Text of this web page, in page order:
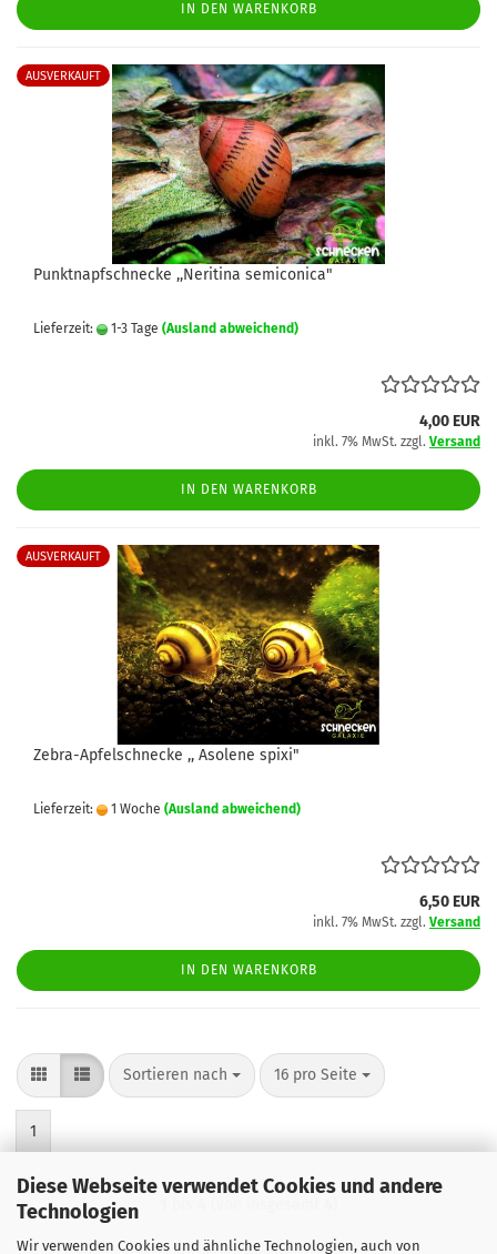
Diese Webseite verwendet Cookies und andere
Technologien
Wir verwenden Cookies und ähnliche Technologien, auch von
IN DEN WARENKORB
AUSVERKAUFT
Punktnapfschnecke ,,Neritina semiconica"
Lieferzeit: 1-3 Tage (Ausland abweichend)
4,00 EUR
inkl. 7% MwSt. zzgl. Versand
IN DEN WARENKORB
AUSVERKAUFT
Zebra-Apfelschnecke ,, Asolene spixi"
Lieferzeit: 1 Woche (Ausland abweichend)
6,50 EUR
inkl. 7% MwSt. zzgl. Versand
IN DEN WARENKORB
Sortieren nach
Sortieren nach 16 pro Seite
pro Seite
1